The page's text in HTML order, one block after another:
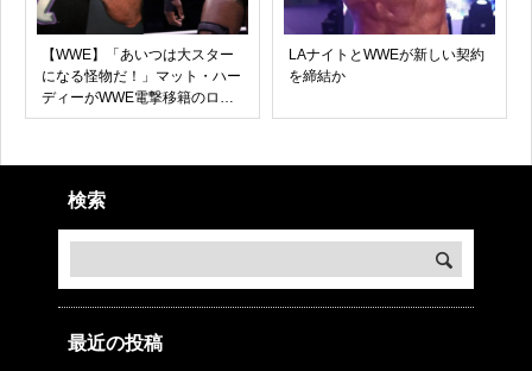
【WWE】「あいつは大スター
になる怪物だ！」マット・ハー
ディーがWWE電撃移籍のロイ
ス・キーズを大絶賛！インター
投入を予言
LAナイトとWWEが新しい契約
を締結か
検索
最近の投稿